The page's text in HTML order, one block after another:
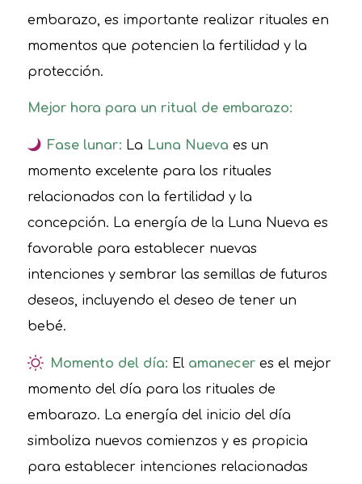
embarazo, es importante realizar rituales en
momentos que potencien la fertilidad y la
protección.
Mejor hora para un ritual de embarazo:
Fase lunar: La Luna Nueva es un
momento excelente para los rituales
relacionados con la fertilidad y la
concepción. La energía de la Luna Nueva es
favorable para establecer nuevas
intenciones y sembrar las semillas de futuros
deseos, incluyendo el deseo de tener un
bebé.
Momento del día: El amaneceres el mejor
momento del día para los rituales de
embarazo. La energía del inicio del día
simboliza nuevos comienzos y es propicia
para establecer intenciones relacionadas